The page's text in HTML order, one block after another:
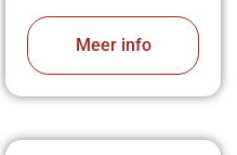
Meer info